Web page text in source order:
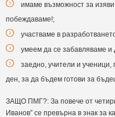
имаме възможност за
побеждаваме!;
участваме в
умеем да се забавляваме и
заедно, учители и
ден, за да бъдем готови за
ЗАЩО ПМГ?: За повече от
Иванов” се превърна в знак за